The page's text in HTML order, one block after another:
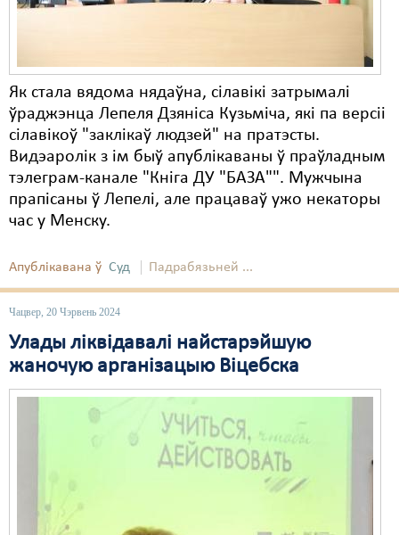
Як стала вядома нядаўна, сілавікі затрымалі
ўраджэнца Лепеля Дзяніса Кузьміча, які па версіі
сілавікоў "заклікаў людзей" на пратэсты.
Видэаролік з ім быў апублікаваны ў праўладным
тэлеграм-канале "Кніга ДУ "БАЗА"". Мужчына
прапісаны ў Лепелі, але працаваў ужо некаторы
час у Менску.
Апублікавана ў Суд Падрабязьней ...
Чацвер, 20 Чэрвень 2024
Улады ліквідавалі найстарэйшую
жаночую арганізацыю Віцебска
КПЧ ААН
ЛПП
Мігранты
Мірныя сходы
Палітвязьні
Праваабаронцы
Пэнітэнцыярная сыстэма
Рознае
Свабода слова
Сьмяротнае пакараньне